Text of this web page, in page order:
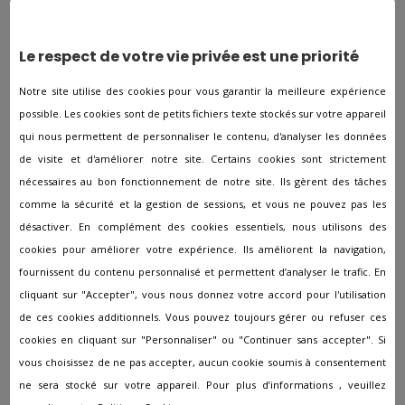
Prévoyance obsèques
Afin d’éviter le financement de vos funérailles à votre
famille lors de votre décès, il est recommandé de
souscrire à un contrat de prévoyance obsèques. A l’avance,
vous définissez tous les paramètres de l’organisation de
vos funérailles. Les employés funéraires prendront soin à
les faire respecter après votre décès.
En savoir plus sur la
planification des obsèques
Vous avez envie d'avoir davantage de renseignements en
ce qui concerne les pompes funèbres à Castelsarrasin et
d’obsèques ? Nous ferons tout notre possible pour
Le respect de votre vie privée est une priorité
Notre site utilise des cookies pour vous garantir la meilleure expérience
possible. Les cookies sont de petits fichiers texte stockés sur votre appareil
qui nous permettent de personnaliser le contenu, d'analyser les données
de visite et d'améliorer notre site. Certains cookies sont strictement
nécessaires au bon fonctionnement de notre site. Ils gèrent des tâches
comme la sécurité et la gestion de sessions, et vous ne pouvez pas les
désactiver. En complément des cookies essentiels, nous utilisons des
cookies pour améliorer votre expérience. Ils améliorent la navigation,
fournissent du contenu personnalisé et permettent d’analyser le trafic. En
cliquant sur "Accepter", vous nous donnez votre accord pour l'utilisation
de ces cookies additionnels. Vous pouvez toujours gérer ou refuser ces
cookies en cliquant sur "Personnaliser" ou "Continuer sans accepter". Si
vous choisissez de ne pas accepter, aucun cookie soumis à consentement
ne sera stocké sur votre appareil. Pour plus d’informations , veuillez